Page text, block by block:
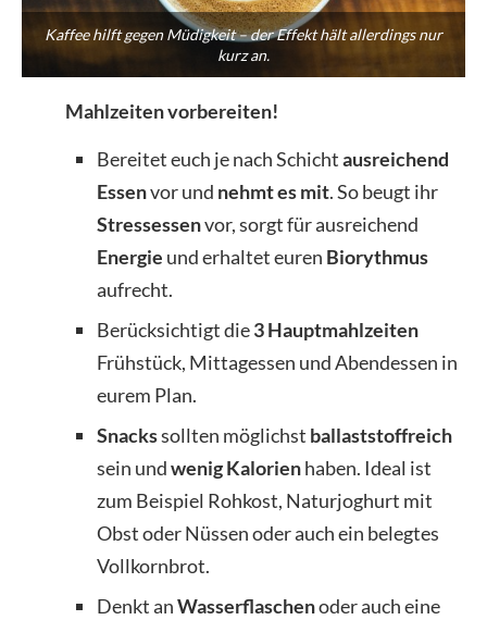
Kaffee hilft gegen Müdigkeit – der Effekt hält allerdings nur
kurz an.
Mahlzeiten vorbereiten!
Bereitet euch je nach Schichtausreichend
Essenvor und nehmt es mit. So beugt ihr
Stressessenvor, sorgt für ausreichend
Energie und erhaltet euren Biorythmus
aufrecht.
Berücksichtigt die3 Hauptmahlzeiten
Frühstück, Mittagessen und Abendessen in
eurem Plan.
Snackssollten möglichst ballaststoffreich
sein undwenig Kalorienhaben. Ideal ist
zum Beispiel Rohkost, Naturjoghurt mit
Obst oder Nüssen oder auch ein belegtes
Vollkornbrot.
Denkt anWasserflaschenoder auch eine